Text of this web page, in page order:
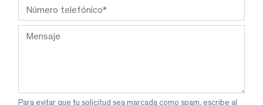
Para evitar que tu solicitud sea marcada como spam, escribe al